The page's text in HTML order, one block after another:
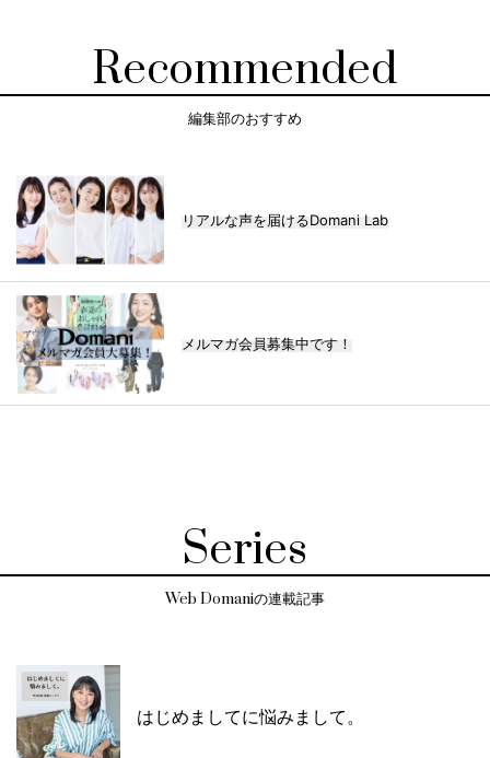
Recommended
編集部のおすすめ
リアルな声を届けるDomani Lab
メルマガ会員募集中です！
Series
Web Domaniの連載記事
はじめましてに悩みまして。